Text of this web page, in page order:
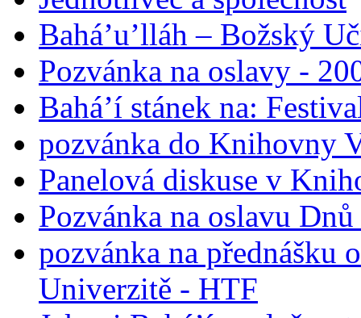
Bahá’u’lláh – Božský
Pozvánka na oslavy -
Bahá’í stánek na:
pozvánka do Knihovny
Panelová diskuse v
Pozvánka na oslavu
pozvánka na přednášku
Univerzitě - HTF